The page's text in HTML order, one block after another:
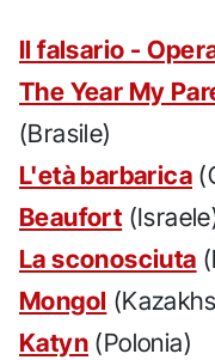
Il falsario -
The Year My
(Brasile)
L'età barbarica
Beaufort
La sconosciuta
Mongol
Katyn (Polonia)